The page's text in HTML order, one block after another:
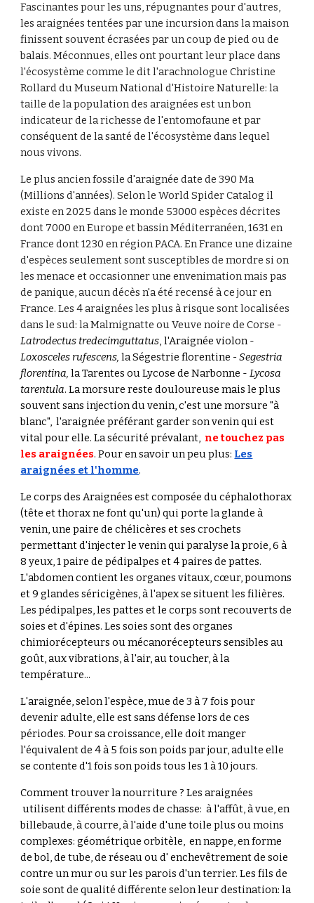
Fascinantes pour les uns, répugnantes pour d'autres,
les araignées tentées par une incursion dans la maison
finissent souvent écrasées par un coup de pied ou de
balais. Méconnues, elles ont pourtant leur place dans
l'écosystème comme le dit l'arachnologue Christine
Rollard du Museum National d'Histoire Naturelle: la
taille de la population des araignées est un bon
indicateur de la richesse de l'entomofaune et par
conséquent de la santé de l'écosystème dans lequel
nous vivons.
Le plus ancien fossile d'araignée date de 390 Ma
(Millions d'années). Selon le World Spider Catalog il
existe en 2025 dans le monde 53000 espèces décrites
dont 7000 en Europe et bassin Méditerranéen, 1631 en
France dont 1230 en région PACA. En France une dizaine
d'espèces seulement sont susceptibles de mordre si on
les menace et occasionner une envenimation mais pas
de panique, aucun décès n'a été recensé à ce jour en
France. Les 4 araignées les plus à risque sont localisées
dans le sud: la Malmignatte ou Veuve noire de Corse -
Latrodectus tredecimguttatus, l'Araignée violon-
Loxosceles rufescens,la Ségestrie florentine - Segestria
florentina,la Tarentes ou Lycose de Narbonne -Lycosa
tarentula. La morsure reste douloureuse mais le plus
souvent sans injection du venin, c'est une morsure "à
blanc", l'araignée préférant garder son venin qui est
vital pourelle.La sécurité prévalant, ne touchez pas
les araignées. Pour en savoir un peu plus: Les
araignées et l'homme.
Le corps des Araignées est composée du céphalothorax
(tête et thorax ne font qu'un) qui porte la glande à
venin, une paire de chélicères et ses crochets
permettant d'injecter le venin qui paralyse la proie, 6 à
8 yeux, 1 paire de pédipalpes et 4 paires de pattes.
L'abdomen contient les organes vitaux, cœur, poumons
et 9 glandes séricigènes, à l'apex se situent les filières.
Les pédipalpes, les pattes et le corps sont recouverts de
soies et d'épines. Les soies sont des organes
chimiorécepteurs ou mécanorécepteurs sensibles au
goût, aux vibrations, à l'air, au toucher, à la
température...
L'araignée, selon l'espèce, mue de 3 à 7 fois pour
devenir adulte, elle est sans défense lors de ces
périodes. Pour sa croissance, elle doit manger
l'équivalent de 4 à 5 fois son poids par jour, adulte elle
se contente d'1 fois son poids tous les 1 à 10 jours.
Comment trouver la nourriture ?Les araignées
utilisent différents modes de chasse: à l'affût, à vue, en
billebaude, à courre, à l'aide d'une toile plus ou moins
complexes: géométrique orbitèle, en nappe, en forme
de bol, de tube, de réseau ou d' enchevêtrement de soie
contre un mur ou sur les parois d'un terrier. Les fils de
soie sont de qualité différente selon leur destination: la